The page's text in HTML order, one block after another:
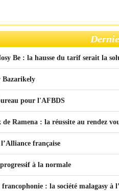
Be : la hausse du tarif serait la
Bazarikely
pour l'AFBDS
de Ramena : la réussite au rendez
française
à la normale
francophonie : la société malagasy à